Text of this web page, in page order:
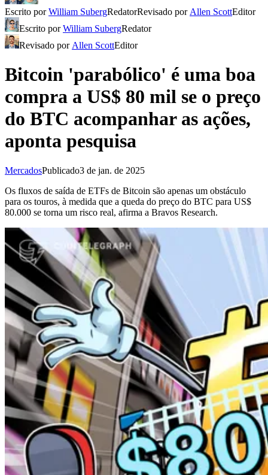
Escrito porWilliam SubergRedatorRevisado por Allen ScottEditor
Escrito porWilliam SubergRedator
Revisado por Allen ScottEditor
Bitcoin 'parabólico' é uma boa
compra a US$ 80 mil se o preço
do BTC acompanhar as ações,
aponta pesquisa
MercadosPublicado3 de jan. de 2025
Os fluxos de saída de ETFs de Bitcoin são apenas um obstáculo
para os touros, à medida que a queda do preço do BTC para US$
80.000 se torna um risco real, afirma a Bravos Research.